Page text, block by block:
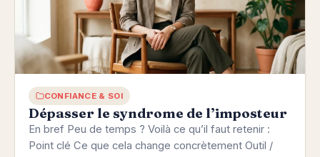
CONFIANCE & SOI
Dépasser le syndrome de l’imposteur
En bref Peu de temps ? Voilà ce qu’il faut retenir :
Point clé Ce que cela change concrètement Outil /